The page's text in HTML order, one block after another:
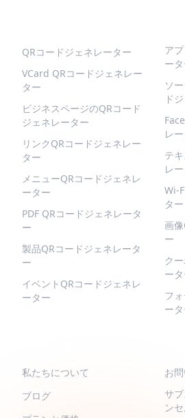
QRコードジェネレーター
VCard QRコードジェネレー
ター
ビジネスページのQRコード
ジェネレーター
リンクQRコードジェネレー
ター
メニューQRコードジェネレ
ーター
PDF QRコードジェネレータ
ー
製品QRコードジェネレータ
ー
イベントQRコードジェネレ
ーター
ア
ー
ソ
ド
レ
テ
レ
Wi-
ター
画
ー
ク
ー
フ
ー
私たちについて
ブログ
お
サ
ン